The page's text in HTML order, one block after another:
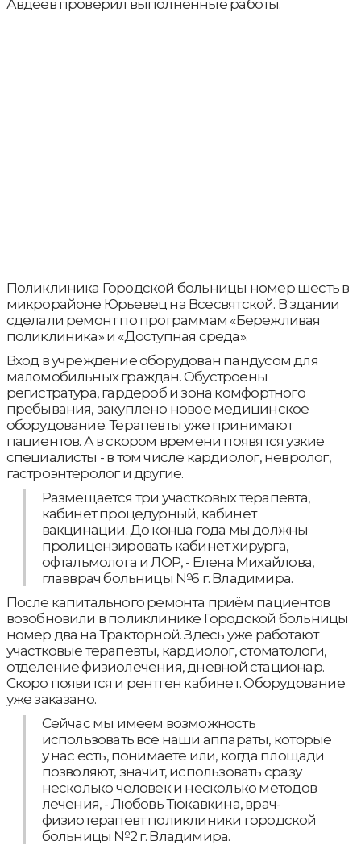
Авдеев проверил выполненные работы.
Поликлиника Городской больницы номер шесть в
микрорайоне Юрьевец на Всесвятской. В здании
сделали ремонт по программам «Бережливая
поликлиника» и «Доступная среда».
Вход в учреждение оборудован пандусом для
маломобильных граждан. Обустроены
регистратура, гардероб и зона комфортного
пребывания, закуплено новое медицинское
оборудование. Терапевты уже принимают
пациентов. А в скором времени появятся узкие
специалисты - в том числе кардиолог, невролог,
гастроэнтеролог и другие.
Размещается три участковых терапевта,
кабинет процедурный, кабинет
вакцинации. До конца года мы должны
пролицензировать кабинет хирурга,
офтальмолога и ЛОР, - Елена Михайлова,
главврач больницы №6 г. Владимира.
После капитального ремонта приём пациентов
возобновили в поликлинике Городской больницы
номер два на Тракторной. Здесь уже работают
участковые терапевты, кардиолог, стоматологи,
отделение физиолечения, дневной стационар.
Скоро появится и рентген кабинет. Оборудование
уже заказано.
Сейчас мы имеем возможность
использовать все наши аппараты, которые
у нас есть, понимаете или, когда площади
позволяют, значит, использовать сразу
несколько человек и несколько методов
лечения, - Любовь Тюкавкина, врач-
физиотерапевт поликлиники городской
больницы №2 г. Владимира.